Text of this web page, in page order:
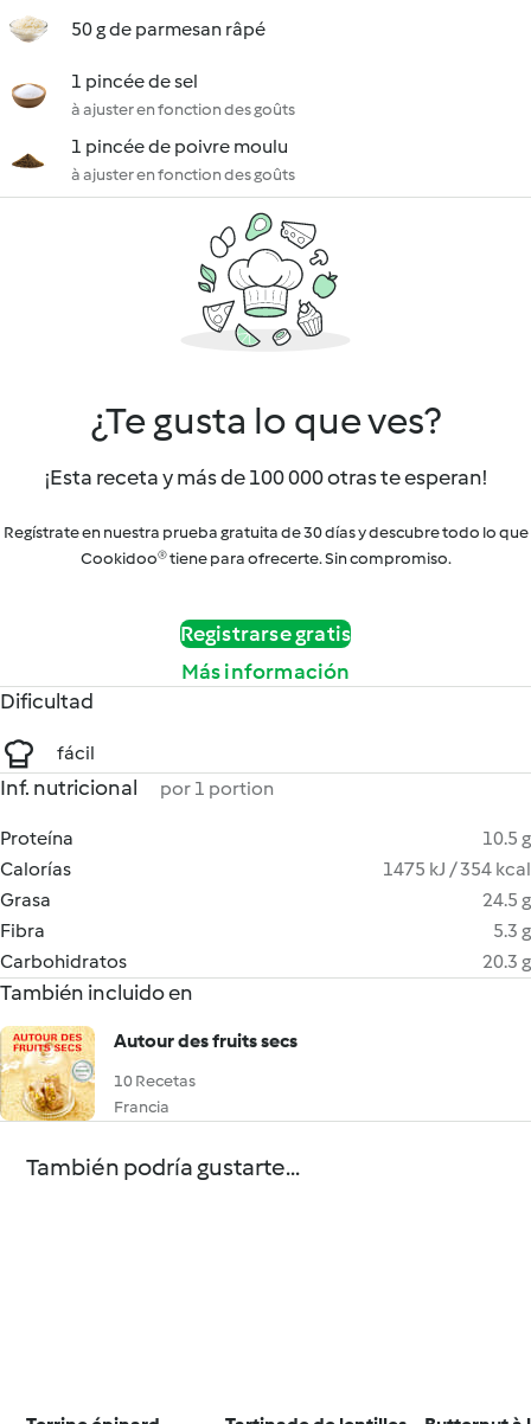
50 g de parmesan râpé
1 pincée de sel
à ajuster en fonction des goûts
1 pincée de poivre moulu
à ajuster en fonction des goûts
¿Te gusta lo que ves?
¡Esta receta y más de 100 000 otras te esperan!
Regístrate en nuestra prueba gratuita de 30 días y descubre todo lo que
Cookidoo® tiene para ofrecerte. Sin compromiso.
Registrarse gratis
Más información
Dificultad
fácil
Inf. nutricional por 1 portion
Proteína
10.5 g
Calorías
1475 kJ / 354 kcal
Grasa
24.5 g
Fibra
5.3 g
Carbohidratos
20.3 g
También incluido en
Autour des fruits secs
10 Recetas
Francia
También podría gustarte...